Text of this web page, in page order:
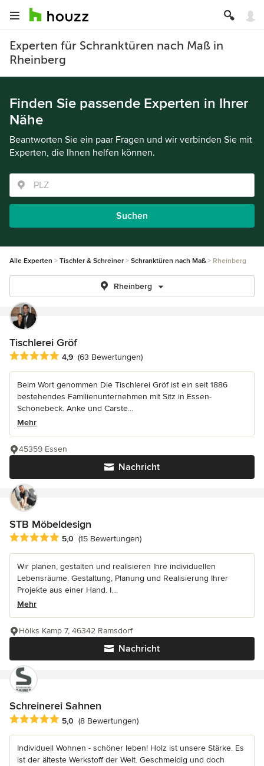
Experten für Schranktüren nach Maß in
Rheinberg
Finden Sie passende Experten in Ihrer
Nähe
Beantworten Sie ein paar Fragen und wir verbinden Sie mit
Experten, die Ihnen helfen können.
Suchen
Alle Experten Tischler & Schreiner Schranktüren nach Maß Rheinberg
Rheinberg
Tischlerei Gröf
Durchschnittliche Bewertung: 4.9 von 5 Sternen
4,9 (63 Bewertungen)
Beim Wort genommen Die Tischlerei Gröf ist ein seit 1886
bestehendes Familienunternehmen mit Sitz in Essen-
Schönebeck. Anke und Carste...
Mehr
Nachricht
45359 Essen
STB Möbeldesign
Durchschnittliche Bewertung: 5 von 5 Sternen
5,0 (15 Bewertungen)
Wir planen, gestalten und realisieren Ihre individuellen
Lebensräume. Gestaltung, Planung und Realisierung Ihrer
Projekte aus einer Hand. I...
Mehr
Nachricht
Hölks Kamp 7, 46342 Ramsdorf
Schreinerei Sahnen
Durchschnittliche Bewertung: 5 von 5 Sternen
5,0 (8 Bewertungen)
Individuell Wohnen - schöner leben! Holz ist unsere Stärke. Es
ist der älteste Werkstoff der Welt. Geschmeidig und doch